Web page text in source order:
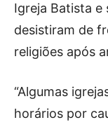
Igreja Batista e
desistiram de
religiões após
“Algumas
horários por